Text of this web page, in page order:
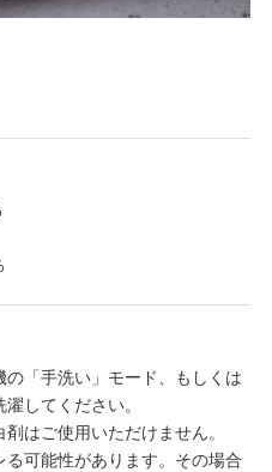
「手洗い」モード、もしくは
してください。
はご使用いただけません。
可能性があります。その場合